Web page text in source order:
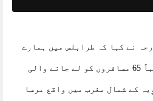
نے کہا کہ طرابلس میں ہمارے
سفارت خانے کے مطابق تقریباً 65 مسافروں کو لے جانے والی
کے شمال مغرب میں واقع مرسا